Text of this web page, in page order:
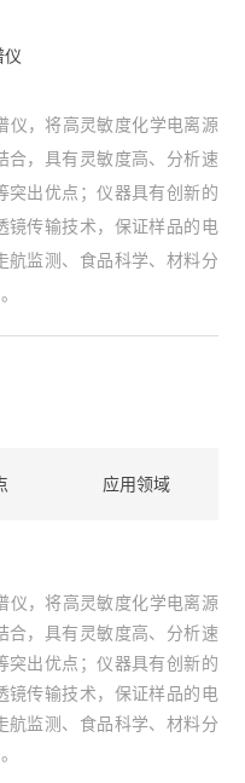
仪
仪，将高灵敏度化学电离源
合，具有灵敏度高、分析速
突出优点；仪器具有创新的
镜传输技术，保证样品的电
航监测、食品科学、材料分
应用领域
仪，将高灵敏度化学电离源
合，具有灵敏度高、分析速
突出优点；仪器具有创新的
镜传输技术，保证样品的电
航监测、食品科学、材料分